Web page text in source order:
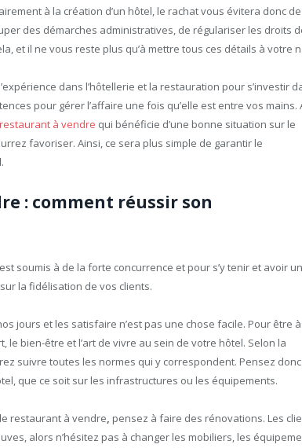
à la création d’un hôtel, le rachat vous évitera donc de
des démarches administratives, de régulariser les droits
et il ne vous reste plus qu’à mettre tous ces détails à votre
dans l’hôtellerie et la restauration pour s’investir
pour gérer l’affaire une fois qu’elle est entre vos mains.
restaurant à vendre qui bénéficie d’une bonne situation sur le
favoriser. Ainsi, ce sera plus simple de garantir le
: comment réussir son
soumis à de la forte concurrence et pour s’y tenir et avoir
la fidélisation de vos clients.
jours et les satisfaire n’est pas une chose facile. Pour être
bien-être et l’art de vivre au sein de votre hôtel. Selon la
suivre toutes les normes qui y correspondent. Pensez
que ce soit sur les infrastructures ou les équipements.
restaurant à vendre, pensez à faire des rénovations. Les
alors n’hésitez pas à changer les mobiliers, les